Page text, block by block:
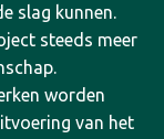
slag kunnen.
steeds meer
worden
van het